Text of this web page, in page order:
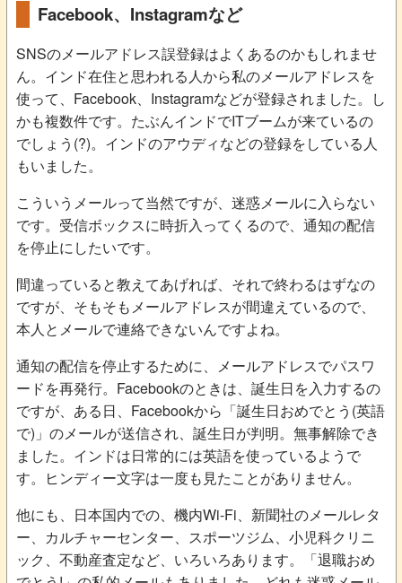
Facebook、Instagramなど
SNSのメールアドレス誤登録はよくあるのかもしれませ
ん。インド在住と思われる人から私のメールアドレスを
使って、Facebook、Instagramなどが登録されました。し
かも複数件です。たぶんインドでITブームが来ているの
でしょう(?)。インドのアウディなどの登録をしている人
もいました。
こういうメールって当然ですが、迷惑メールに入らない
です。受信ボックスに時折入ってくるので、通知の配信
を停止にしたいです。
間違っていると教えてあげれば、それで終わるはずなの
ですが、そもそもメールアドレスが間違えているので、
本人とメールで連絡できないんですよね。
通知の配信を停止するために、メールアドレスでパスワ
ードを再発行。Facebookのときは、誕生日を入力するの
ですが、ある日、Facebookから「誕生日おめでとう(英語
で)」のメールが送信され、誕生日が判明。無事解除でき
ました。インドは日常的には英語を使っているようで
す。ヒンディー文字は一度も見たことがありません。
他にも、日本国内での、機内Wi-Fi、新聞社のメールレタ
ー、カルチャーセンター、スポーツジム、小児科クリニ
ック、不動産査定など、いろいろあります。「退職おめ